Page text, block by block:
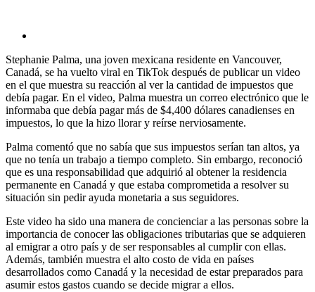
Stephanie Palma, una joven mexicana residente en Vancouver,
Canadá, se ha vuelto viral en TikTok después de publicar un video
en el que muestra su reacción al ver la cantidad de impuestos que
debía pagar. En el video, Palma muestra un correo electrónico que le
informaba que debía pagar más de $4,400 dólares canadienses en
impuestos, lo que la hizo llorar y reírse nerviosamente.
Palma comentó que no sabía que sus impuestos serían tan altos, ya
que no tenía un trabajo a tiempo completo. Sin embargo, reconoció
que es una responsabilidad que adquirió al obtener la residencia
permanente en Canadá y que estaba comprometida a resolver su
situación sin pedir ayuda monetaria a sus seguidores.
Este video ha sido una manera de concienciar a las personas sobre la
importancia de conocer las obligaciones tributarias que se adquieren
al emigrar a otro país y de ser responsables al cumplir con ellas.
Además, también muestra el alto costo de vida en países
desarrollados como Canadá y la necesidad de estar preparados para
asumir estos gastos cuando se decide migrar a ellos.